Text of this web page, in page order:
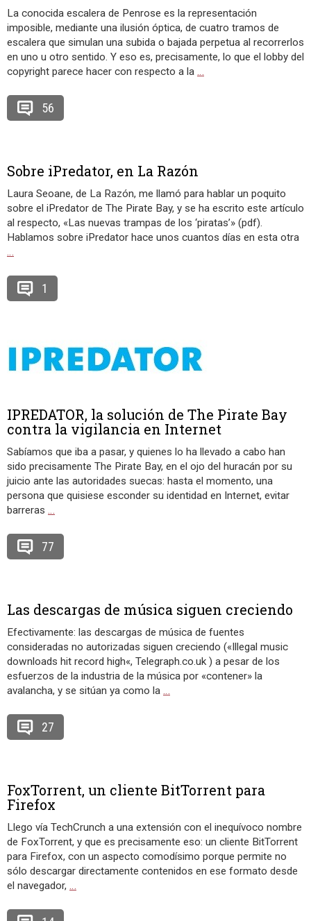
La conocida escalera de Penrose es la representación
imposible, mediante una ilusión óptica, de cuatro tramos de
escalera que simulan una subida o bajada perpetua al recorrerlos
en uno u otro sentido. Y eso es, precisamente, lo que el lobby del
copyright parece hacer con respecto a la …
56
Sobre iPredator, en La Razón
Laura Seoane, de La Razón, me llamó para hablar un poquito
sobre el iPredator de The Pirate Bay, y se ha escrito este artículo
al respecto, «Las nuevas trampas de los ‘piratas’» (pdf).
Hablamos sobre iPredator hace unos cuantos días en esta otra
…
1
IPREDATOR, la solución de The Pirate Bay
contra la vigilancia en Internet
Sabíamos que iba a pasar, y quienes lo ha llevado a cabo han
sido precisamente The Pirate Bay, en el ojo del huracán por su
juicio ante las autoridades suecas: hasta el momento, una
persona que quisiese esconder su identidad en Internet, evitar
barreras …
77
Las descargas de música siguen creciendo
Efectivamente: las descargas de música de fuentes
consideradas no autorizadas siguen creciendo («Illegal music
downloads hit record high«, Telegraph.co.uk ) a pesar de los
esfuerzos de la industria de la música por «contener» la
avalancha, y se sitúan ya como la …
27
FoxTorrent, un cliente BitTorrent para
Firefox
Llego vía TechCrunch a una extensión con el inequívoco nombre
de FoxTorrent, y que es precisamente eso: un cliente BitTorrent
para Firefox, con un aspecto comodísimo porque permite no
sólo descargar directamente contenidos en ese formato desde
el navegador, …